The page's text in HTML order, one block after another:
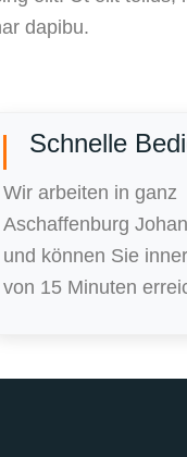
dapibu.
Schnelle
Wir arbeiten in ganz
Aschaffenburg
und können Sie
von 15 Minuten